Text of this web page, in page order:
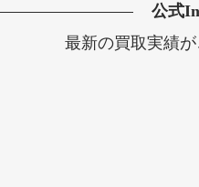
公式
最新の買取実績が